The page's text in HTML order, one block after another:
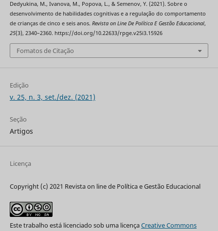
Dedyukina, M., Ivanova, M., Popova, L., & Semenov, Y. (2021). Sobre o
desenvolvimento de habilidades cognitivas e a regulação do comportamento
de crianças de cinco e seis anos. Revista on Line De Política E Gestão Educacional,
25(3), 2340–2360. https://doi.org/10.22633/rpge.v25i3.15926
Fomatos de Citação
Edição
v. 25, n. 3, set./dez. (2021)
Seção
Artigos
Licença
Copyright (c) 2021 Revista on line de Política e Gestão Educacional
Este trabalho está licenciado sob uma licençaCreative Commons